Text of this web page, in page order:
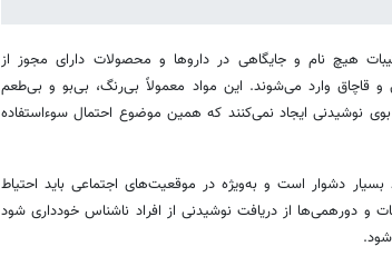
هیچ نام و جایگاهی در داروها و محصولات دارای مجوز از
و قاچاق وارد می‌شوند. این مواد معمولاً بی‌رنگ، بی‌بو و بی‌طعم
نوشیدنی ایجاد نمی‌کنند که همین موضوع احتمال سوءاستفاده
دشوار است و به‌ویژه در موقعیت‌های اجتماعی باید احتیاط
و دورهمی‌ها از دریافت نوشیدنی از افراد ناشناس خودداری شود